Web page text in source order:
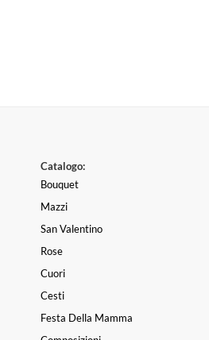
Catalogo:
Bouquet
Mazzi
San Valentino
Rose
Cuori
Cesti
Festa Della Mamma